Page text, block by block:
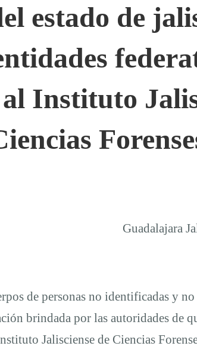
estado de
Instituto
Guadalajara
de personas no identificadas y
brindada por las autoridades de
Jalisciense de Ciencias